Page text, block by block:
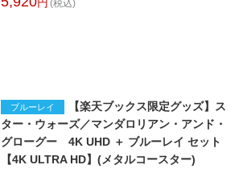
(税込)
ブルーレイ
【楽天ブックス限定グッズ】ス
ター・ウォーズ／マンダロリアン・アンド・
グローグー 4K UHD ＋ ブルーレイ セット
【4K ULTRA HD】(メタルコースター)